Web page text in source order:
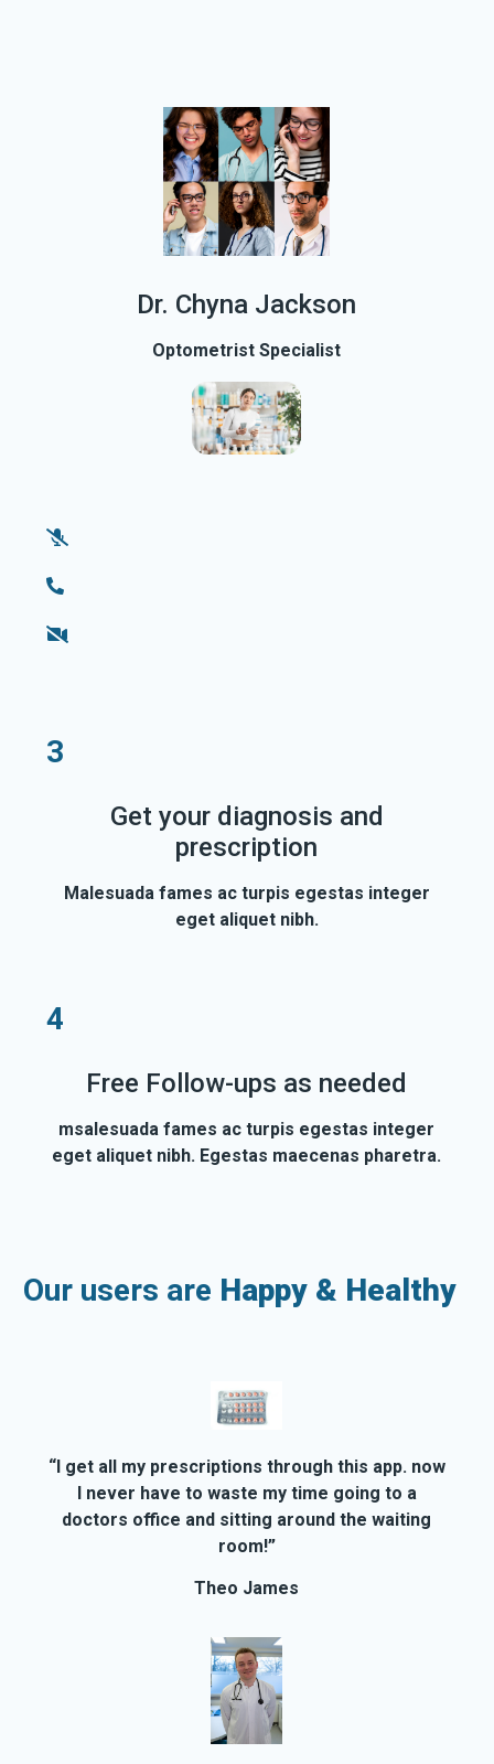
Dr. Chyna Jackson
Optometrist Specialist
3
Get your diagnosis and
prescription
Malesuada fames ac turpis egestas integer
eget aliquet nibh.
4
Free Follow-ups as needed
msalesuada fames ac turpis egestas integer
eget aliquet nibh. Egestas maecenas pharetra.
Our users are Happy & Healthy
“I get all my prescriptions through this app. now
I never have to waste my time going to a
doctors office and sitting around the waiting
room!”
Theo James